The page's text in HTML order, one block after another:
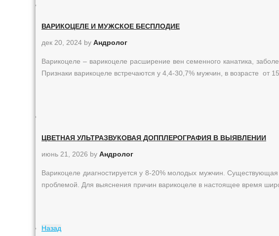
ВАРИКОЦЕЛЕ И МУЖСКОЕ БЕСПЛОДИЕ
дек 20, 2024 by Андролог
Варикоцеле – варикоцеле расширение вен семенного канатика,
Признаки варикоцеле встречаются у 4,4-30,7% мужчин, в возрасте от
ЦВЕТНАЯ УЛЬТРАЗВУКОВАЯ ДОППЛЕРОГРАФИЯ В ВЫЯВЛЕНИИ
июнь 21, 2026 by Андролог
Варикоцеле диагностируется у 8-20% молодых мужчин.
проблемой. Для выяснения причин варикоцеле в настоящее время
Назад